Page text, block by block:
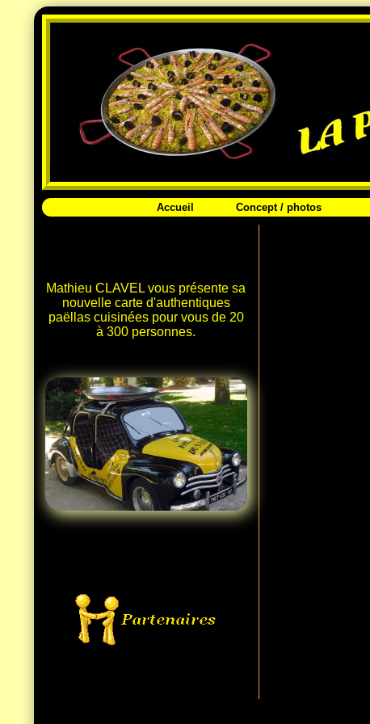
Accueil Concept / photos
Mathieu CLAVEL vous présente sa
nouvelle carte d'authentiques
paëllas cuisinées pour vous de 20
à 300 personnes.